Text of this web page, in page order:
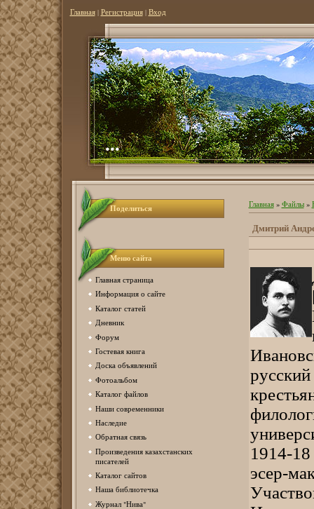
Главная| Регистрация| Вход
...
Поделиться
Меню сайта
Главная страница
Информация о сайте
Каталог статей
Дневник
Форум
Гостевая книга
Доска объявлений
Фотоальбом
Каталог файлов
Наши современники
Наследие
Обратная связь
Произведения казахстанских
писателей
Каталог сайтов
Наша библиотечка
Журнал "Нива"
Главная» Файлы»
Дмитрий
русский
1914-
эсер-